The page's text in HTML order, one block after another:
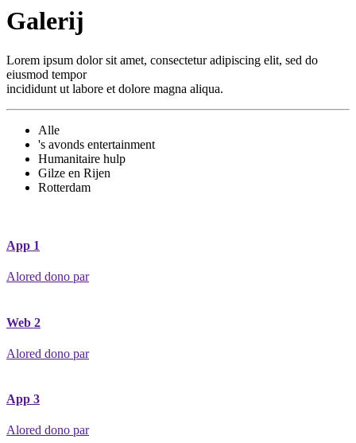
Galerij
Lorem ipsum dolor sit amet, consectetur adipiscing elit, sed do
eiusmod tempor
incididunt ut labore et dolore magna aliqua.
Alle
's avonds entertainment
Humanitaire hulp
Gilze en Rijen
Rotterdam
App 1
Alored dono par
Web 2
Alored dono par
App 3
Alored dono par